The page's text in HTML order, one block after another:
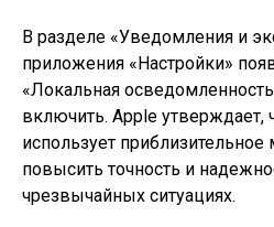
В разделе «Уведомления и
приложения «Настройки»
«Локальная
включить. Apple утверждает,
использует
повысить точность и
чрезвычайных ситуациях.